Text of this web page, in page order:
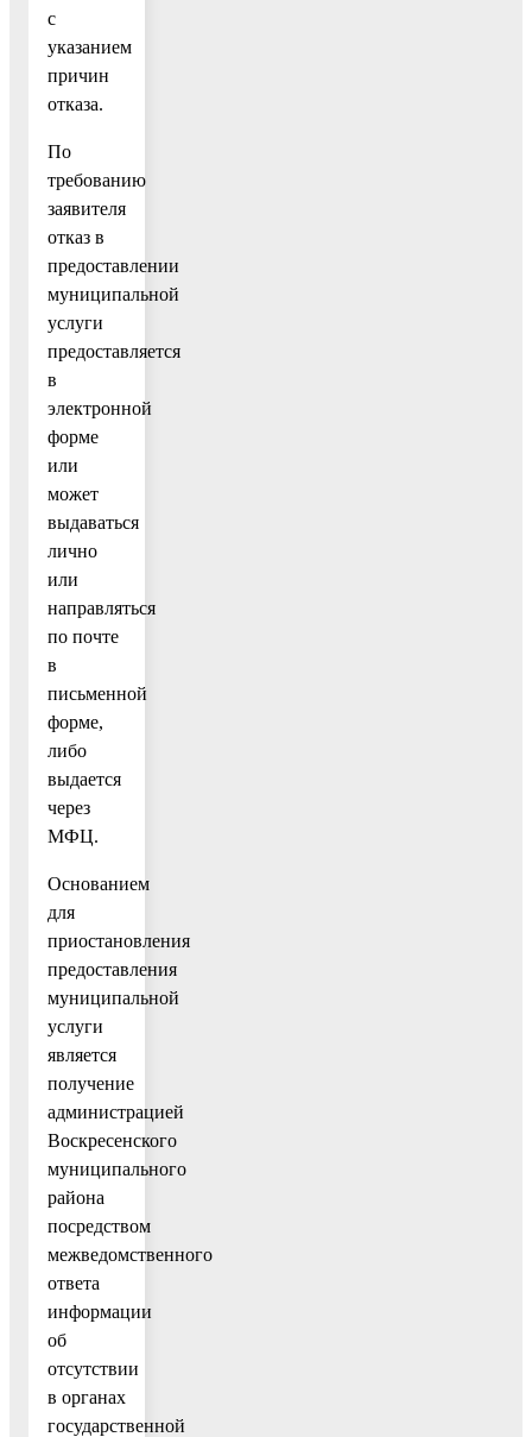
с
указанием
причин
отказа.
По
требованию
заявителя
отказ в
предоставлении
муниципальной
услуги
предоставляется
в
электронной
форме
или
может
выдаваться
лично
или
направляться
по почте
в
письменной
форме,
либо
выдается
через
МФЦ.
Основанием
для
приостановления
предоставления
муниципальной
услуги
является
получение
администрацией
Воскресенского
муниципального
района
посредством
межведомственного
ответа
информации
об
отсутствии
в органах
государственной